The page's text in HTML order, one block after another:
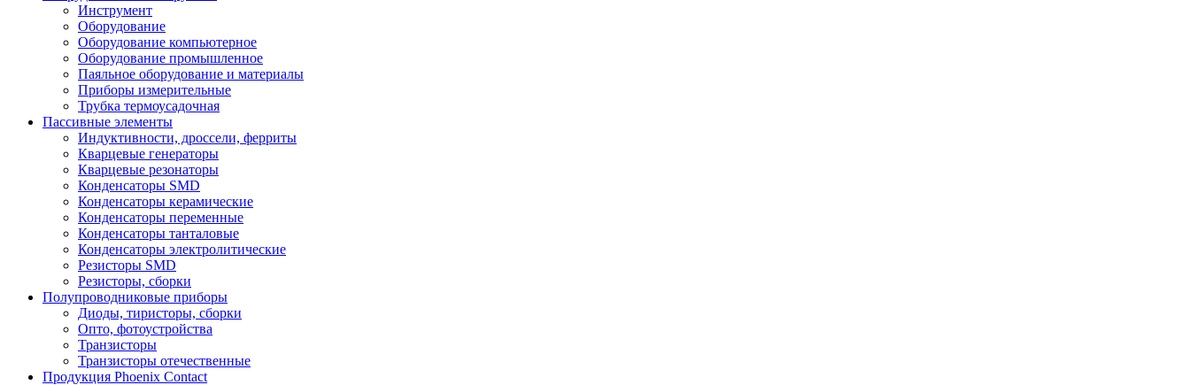
Инструмент
Оборудование
Оборудование компьютерное
Оборудование промышленное
Паяльное оборудование и материалы
Приборы измерительные
Трубка термоусадочная
Пассивные элементы
Индуктивности, дроссели, ферриты
Кварцевые генераторы
Кварцевые резонаторы
Конденсаторы SMD
Конденсаторы керамические
Конденсаторы переменные
Конденсаторы танталовые
Конденсаторы электролитические
Резисторы SMD
Резисторы, сборки
Полупроводниковые приборы
Диоды, тиристоры, сборки
Опто, фотоустройства
Транзисторы
Транзисторы отечественные
Продукция Phoenix Contact